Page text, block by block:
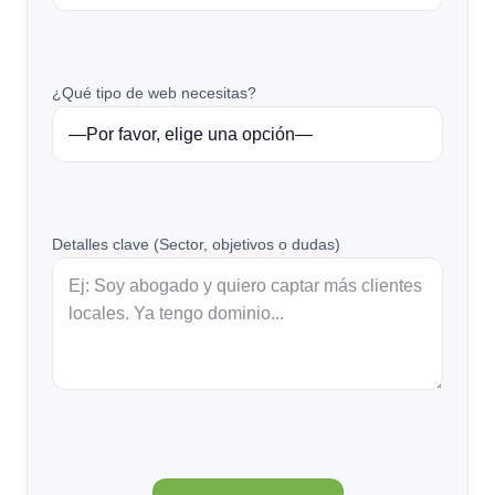
¿Qué tipo de web necesitas?
Detalles clave (Sector, objetivos o dudas)